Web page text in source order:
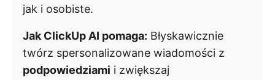
jak i osobiste.
Jak ClickUp AI pomaga: Błyskawicznie
twórz spersonalizowane wiadomości z
podpowiedziami i zwiększaj